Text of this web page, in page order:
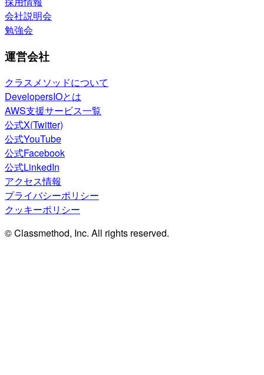
会社説明会
勉強会
運営会社
クラスメソッドについて
DevelopersIOとは
AWS支援サービス一覧
公式X(Twitter)
公式YouTube
公式Facebook
公式LinkedIn
アクセス情報
プライバシーポリシー
クッキーポリシー
© Classmethod, Inc. All rights reserved.